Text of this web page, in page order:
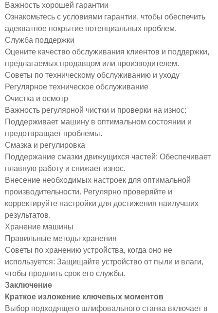
Важность хорошей гарантии
Ознакомьтесь с условиями гарантии, чтобы обеспечить
адекватное покрытие потенциальных проблем.
Служба поддержки
Оцените качество обслуживания клиентов и поддержки,
предлагаемых продавцом или производителем.
Советы по техническому обслуживанию и уходу
Регулярное техническое обслуживание
Очистка и осмотр
Важность регулярной чистки и проверки на износ:
Поддерживает машину в оптимальном состоянии и
предотвращает проблемы.
Смазка и регулировка
Поддержание смазки движущихся частей: Обеспечивает
плавную работу и снижает износ.
Внесение необходимых настроек для оптимальной
производительности. Регулярно проверяйте и
корректируйте настройки для достижения наилучших
результатов.
Хранение машины
Правильные методы хранения
Советы по хранению устройства, когда оно не
используется: Защищайте устройство от пыли и влаги,
чтобы продлить срок его службы.
Заключение
Краткое изложение ключевых моментов
Выбор подходящего шлифовального станка включает в